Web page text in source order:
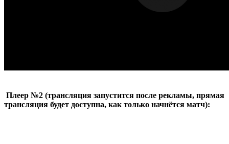
Плеер №2 (трансляция запустится после рекламы, прямая
трансляция будет доступна, как только начнётся матч):